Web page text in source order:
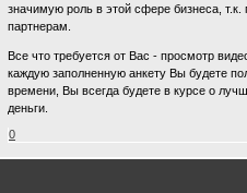
значимую роль в этой сфере бизнеса,
партнерам.
Все что требуется от Вас - просмотр
каждую заполненную анкету Вы будете
времени, Вы всегда будете в курсе о
деньги.
0